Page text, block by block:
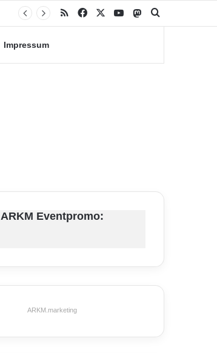
RSS Facebook YouTubeMastodon
Impressum
ARKM Eventpromo:
ARKM.marketing